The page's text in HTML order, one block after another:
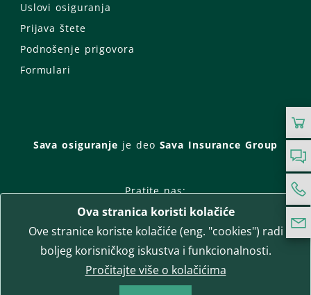
Uslovi osiguranja
Prijava štete
Podnošenje prigovora
Formulari
Sava osiguranje je deo Sava Insurance Group
Pratite nas:
Facebook
Instagram
LinkedIn
Twitter
YouTube
WhatsApp
T-media d.o.o. | napredne komunikacije
Ova stranica koristi kolačiće
Ove stranice koriste kolačiće (eng. "cookies") radi
boljeg korisničkog iskustva i funkcionalnosti.
Pročitajte više o kolačićima